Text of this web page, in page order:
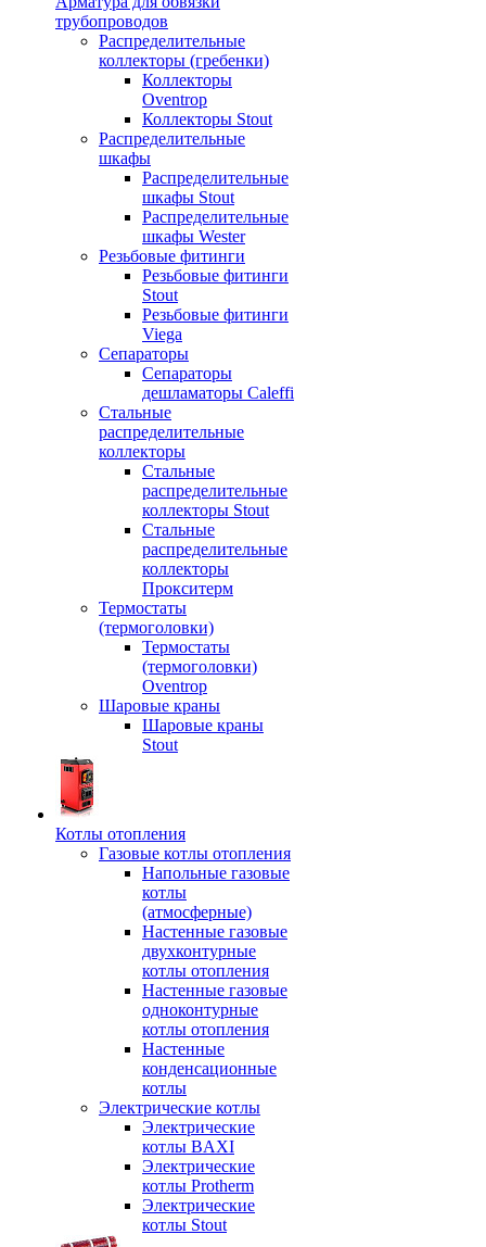
трубопроводов
Распределительные
коллекторы (гребенки)
Коллекторы
Oventrop
Коллекторы Stout
Распределительные
шкафы
Распределительные
шкафы Stout
Распределительные
шкафы Wester
Резьбовые фитинги
Резьбовые фитинги
Stout
Резьбовые фитинги
Viega
Сепараторы
Сепараторы
дешламаторы Caleffi
Стальные
распределительные
коллекторы
Стальные
распределительные
коллекторы Stout
Стальные
распределительные
коллекторы
Прокситерм
Термостаты
(термоголовки)
Термостаты
(термоголовки)
Oventrop
Шаровые краны
Шаровые краны
Stout
Котлы отопления
Газовые котлы отопления
Напольные газовые
котлы
(атмосферные)
Настенные газовые
двухконтурные
котлы отопления
Настенные газовые
одноконтурные
котлы отопления
Настенные
конденсационные
котлы
Электрические котлы
Электрические
котлы BAXI
Электрические
котлы Protherm
Электрические
котлы Stout